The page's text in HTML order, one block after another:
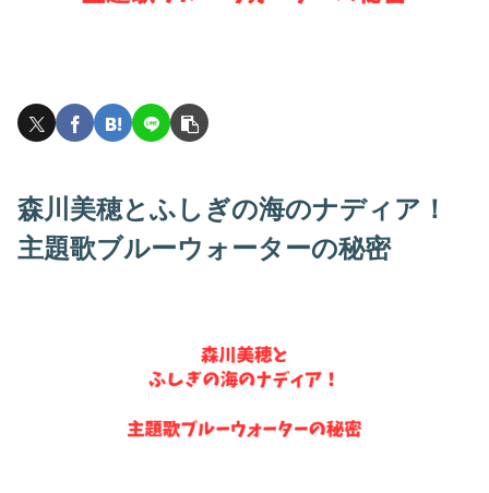
森川美穂とふしぎの海のナディア！
主題歌ブルーウォーターの秘密